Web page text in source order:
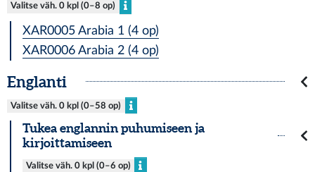
Valitse väh. 0 kpl (0–8 op)
XAR0005 Arabia 1 (4 op)
XAR0006 Arabia 2 (4 op)
Englanti
Valitse väh. 0 kpl (0–58 op)
Tukea englannin puhumiseen ja
kirjoittamiseen
Valitse väh. 0 kpl (0–6 op)